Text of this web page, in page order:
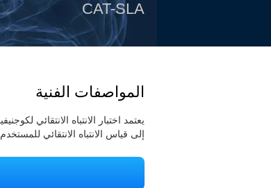
CAT-SLA
المواصفات الفنية
إلى قياس الانتباه الانتقائي للمستخدم.